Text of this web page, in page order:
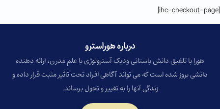
[ihc-checkout-page]
درباره هوراسترو​
هورا با تلفیق دانش باستانی ودیک آسترولوژی با علم مدرن، ارائه دهنده
دانشی بروز شده است که می تواند آگاهی افراد تحت تاثیر مثبت قرار داده و
زندگی آنها را به تغییر و تحول برساند.